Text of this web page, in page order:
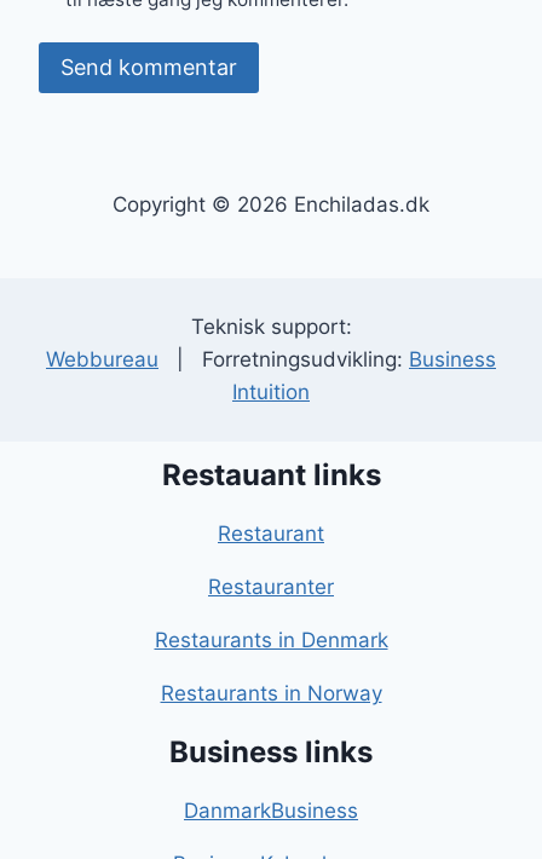
Copyright © 2026 Enchiladas.dk
Teknisk support:
Webbureau | Forretningsudvikling: Business
Intuition
Restauant links
Restaurant
Restauranter
Restaurants in Denmark
Restaurants in Norway
Business links
DanmarkBusiness